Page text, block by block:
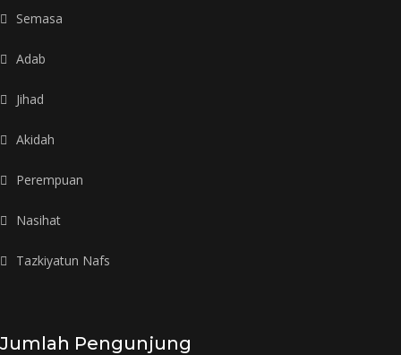
Semasa
Adab
Jihad
Akidah
Perempuan
Nasihat
Tazkiyatun Nafs
Jumlah Pengunjung